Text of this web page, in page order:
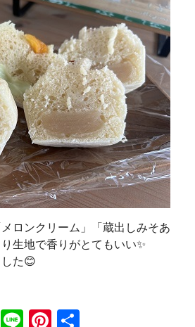
ロンクリーム」「蔵出しみそあ
生地で香りがとてもいい✨
た😊
P
Li
Pi